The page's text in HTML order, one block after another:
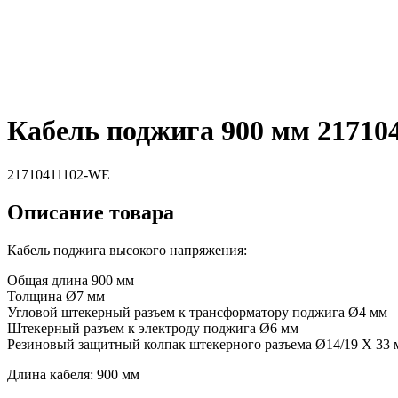
Кабель поджига 900 мм
21710411102-WE
Описание товара
Кабель поджига высокого напряжения:
Общая длина 900 мм
Толщина Ø7 мм
Угловой штекерный разъем к трансформатору поджига Ø4 мм
Штекерный разъем к электроду поджига Ø6 мм
Резиновый защитный колпак штекерного разъема Ø14/19 X 33
Длина кабеля: 900 мм